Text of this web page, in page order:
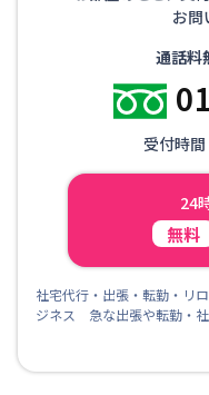
お問
通話料
受付時
24
無料
社宅代行・出張・転勤・リ
ジネス 急な出張や転勤・